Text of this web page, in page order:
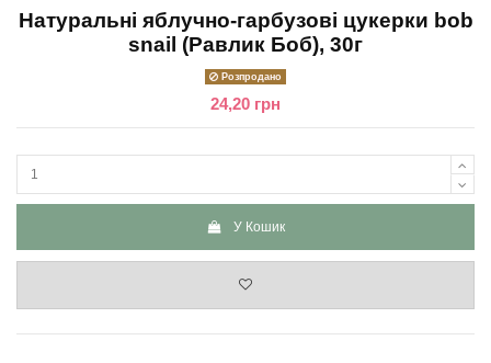
Натуральні яблучно-гарбузові цукерки bob
snail (Равлик Боб), 30г
Розпродано
24,20 грн
У Кошик